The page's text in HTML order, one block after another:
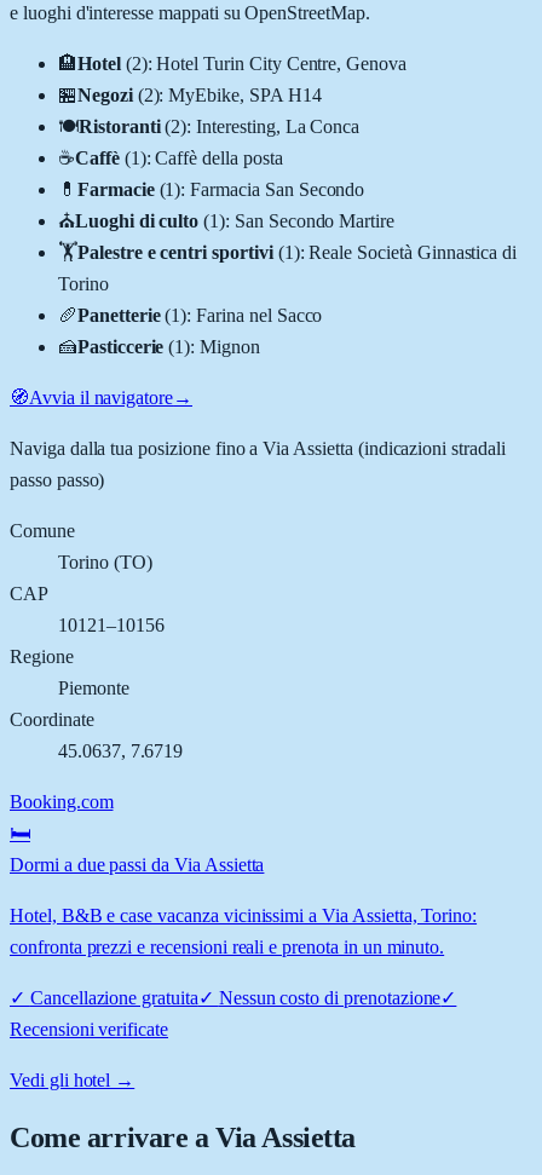
e luoghi d'interesse mappati su OpenStreetMap.
🏨Hotel (2):Hotel Turin City Centre, Genova
🏪Negozi (2):MyEbike, SPA H14
🍽️Ristoranti (2):Interesting, La Conca
☕Caffè (1):Caffè della posta
💊 Farmacie (1):Farmacia San Secondo
⛪Luoghi di culto (1): San Secondo Martire
🏋️Palestre e centri sportivi (1):Reale Società Ginnastica di
Torino
🥖Panetterie (1):Farina nel Sacco
🍰Pasticcerie (1):Mignon
🧭Avvia il navigatore→
Naviga dalla tua posizione fino aVia Assietta (indicazioni stradali
passo passo)
Comune
Torino(TO)
CAP
10121–10156
Regione
Piemonte
Coordinate
45.0637, 7.6719
Booking.com
🛏️
Dormi a due passi da Via Assietta
Hotel, B&B e case vacanza vicinissimi a Via Assietta, Torino:
confronta prezzi e recensioni reali e prenota in un minuto.
✓ Cancellazione gratuita✓ Nessun costo di prenotazione✓
Recensioni verificate
Vedi gli hotel →
Come arrivare aVia Assietta